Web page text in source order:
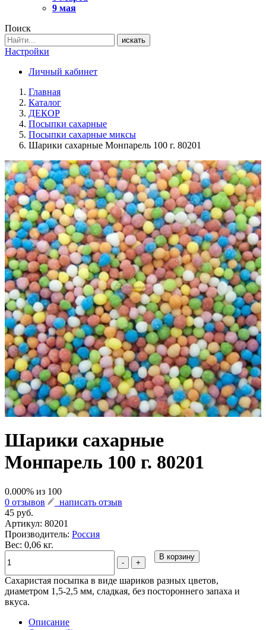
9 мая
Поиск
искать
Настройки
Личный кабинет
Главная
Каталог
ДЕКОР
Посыпки сахарные
Посыпки сахарные миксы
Шарики сахарные Монпарель 100 г. 80201
Шарики сахарные
Монпарель 100 г. 80201
0.000% из 100
0 отзывов
написать отзыв
45 руб.
Артикул: 80201
Производитель: Россия
Вес: 0,06 кг.
- +
В корзину
Сахаристая посыпка в виде шариков разных цветов,
диаметром 1,5-2,5 мм, сладкая, без постороннего запаха и
вкуса.
Описание